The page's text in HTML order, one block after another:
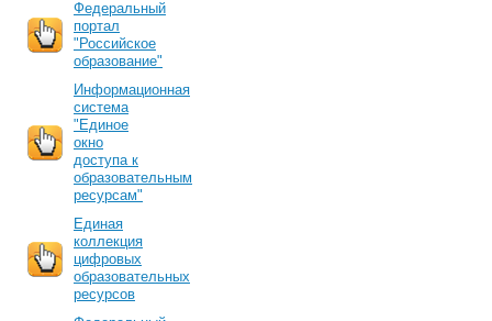
Федеральный
портал
"Российское
образование"
Информационная
система
"Единое
окно
доступа к
образовательным
ресурсам"
Единая
коллекция
цифровых
образовательных
ресурсов